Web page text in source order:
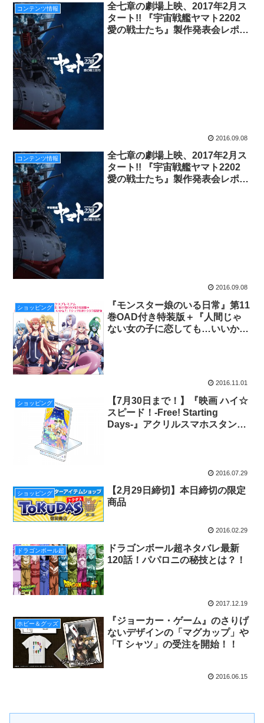
コンテンツ情報
全七章の劇場上映、2017年2月ス
タート!! 『宇宙戦艦ヤマト2202
愛の戦士たち』製作発表会レポー
2016.09.08
コンテンツ情報
全七章の劇場上映、2017年2月ス
タート!! 『宇宙戦艦ヤマト2202
愛の戦士たち』製作発表会レポー
2016.09.08
ショッピング
『モンスター娘のいる日常』第11
巻OAD付き特装版＋『人間じゃ
ない女の子に恋しても…いいか
2016.11.01
ショッピング
【7月30日まで！】『映画 ハイ☆
スピード！-Free! Starting
Days-』アクリルスマホスタンド
2016.07.29
ショッピング
【2月29日締切】本日締切の限定
商品
2016.02.29
ドラゴンボール超
ドラゴンボール超ネタバレ最新
120話！パパロニの秘技とは？！
2017.12.19
ホビー＆グッズ
『ジョーカー・ゲーム』のさりげ
ないデザインの「マグカップ」や
「T シャツ」の受注を開始！！
2016.06.15